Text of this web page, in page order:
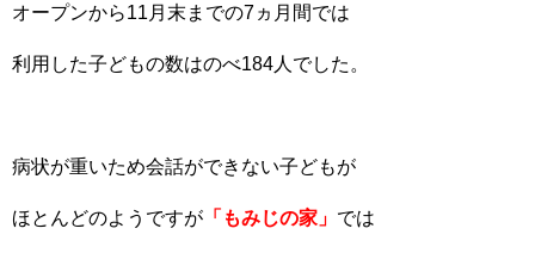
オープンから11月末までの7ヵ月間では
利用した子どもの数はのべ184人でした。
病状が重いため会話ができない子どもが
ほとんどのようですが 「もみじの家」 では